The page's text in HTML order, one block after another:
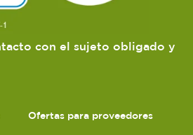
con el sujeto obligado y
Ofertas para proveedores